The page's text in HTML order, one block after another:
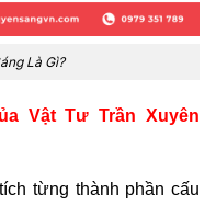
Là Gì?
Vật Tư Trần Xuyên
từng thành phần cấu